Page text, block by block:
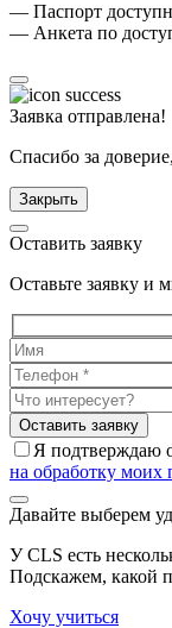
— Паспорт
— Анкета по
Заявка отправлена!
Спасибо за
Закрыть
Оставить заявку
Оставьте заявку и
Я подтверждаю
на обработку моих
Давайте выберем
У CLS есть
Подскажем, какой
Хочу учиться